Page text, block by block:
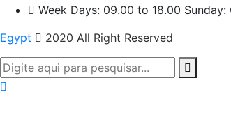
Week Days: 09.00 to 18.00 Sunday:
Egypt
2020 All Right Reserved